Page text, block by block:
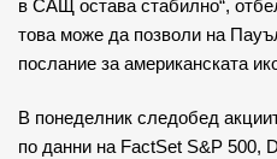
в САЩ остава стабилно“,
това може да позволи на
послание за американската
В понеделник следобед
по данни на FactSet S&P 500,